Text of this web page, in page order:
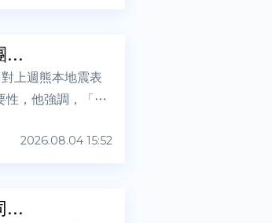
...
2026.08.04 15:52
上週熊本地震表
性，他強調，「沒
...